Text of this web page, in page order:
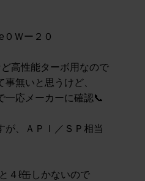
Ｗー２０
高性能ターボ用なので
無いと思うけど、
一応メーカーに確認📞
が、ＡＰＩ／ＳＰ相当
４ℓ缶しかないので